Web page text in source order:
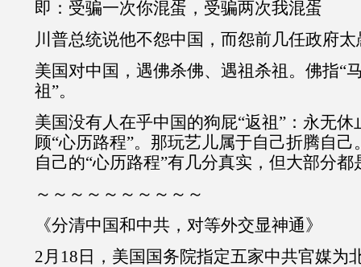
即：受骗一次你混蛋，受骗两次我混蛋
川普总统说他不怨中国，而怨前几任政府太
美国对中国，遇佛杀佛、遇祖杀祖。佛指“
祖”。
美国没有人在乎中国的狗屁“返祖”：永无
顾“心历路程”。那玩艺儿属于自己折腾自
自己的“心历路程”有几分真实，但大部分
～～～～～～～～～～
《分清中国和中共，对等外交显神通》
2月18日，美国国务院指定五家中共官媒为